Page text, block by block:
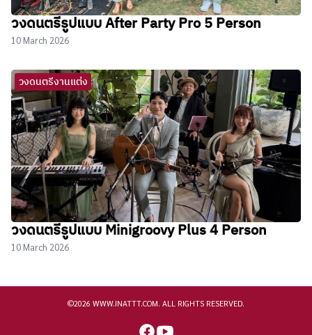
วงดนตรีรูปแบบ After Party Pro 5 Person
10 March 2026
วงดนตรีงานแต่ง
วงดนตรีรูปแบบ Minigroovy Plus 4 Person
10 March 2026
©2026 WWW.INATTT.COM. ALL RIGHTS RESERVED.